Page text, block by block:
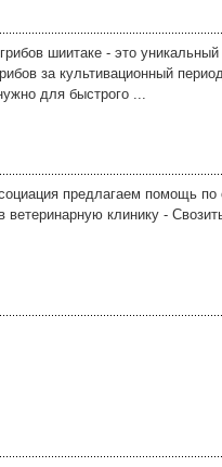
шиитаке - это
за культивационный
для быстрого ...
предлагаем помощь
ветеринарную клинику -